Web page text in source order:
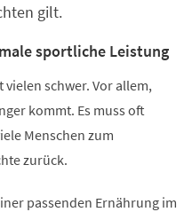
gilt.
sportliche Leistung
schwer. Vor allem,
kommt. Es muss oft
Menschen zum
zurück.
passenden Ernährung im